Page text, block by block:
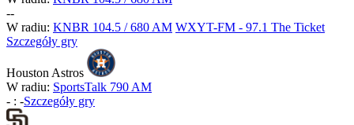
--
W radiu: KNBR 104.5 / 680 AM WXYT-FM - 97.1 The Ticket
Szczegóły gry
Houston Astros
W radiu: SportsTalk 790 AM
- : -Szczegóły gry